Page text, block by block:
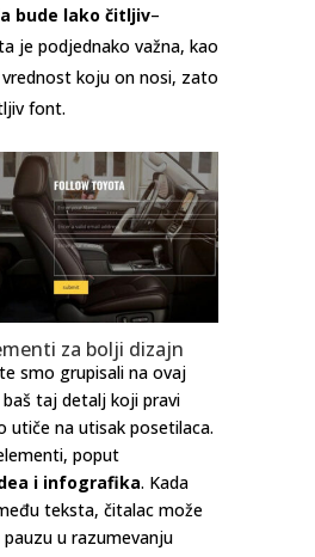
bude lako čitljiv–
je podjednako važna, kao
koju on nosi, zato
font.
za bolji dizajn
smo grupisali na ovaj
taj detalj koji pravi
utiče na utisak posetilaca.
poput
i infografika. Kada
teksta, čitalac može
u razumevanju